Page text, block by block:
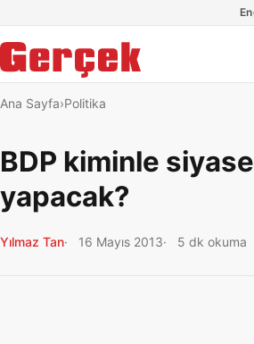
Ana Sayfa Politika
BDP kiminle
yapacak?
Yılmaz Tan 16 Mayıs 2013 5 dk okuma